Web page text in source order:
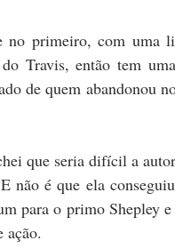
no primeiro, com uma
Travis, então tem
de quem abandonou
que seria difícil a
não é que ela
para o primo Shepley
ação.